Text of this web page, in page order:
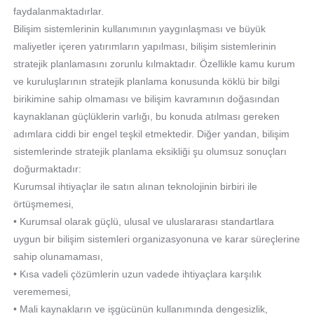
faydalanmaktadırlar.
Bilişim sistemlerinin kullanımının yaygınlaşması ve büyük
maliyetler içeren yatırımların yapılması, bilişim sistemlerinin
stratejik planlamasını zorunlu kılmaktadır. Özellikle kamu kurum
ve kuruluşlarının stratejik planlama konusunda köklü bir bilgi
birikimine sahip olmaması ve bilişim kavramının doğasından
kaynaklanan güçlüklerin varlığı, bu konuda atılması gereken
adımlara ciddi bir engel teşkil etmektedir. Diğer yandan, bilişim
sistemlerinde stratejik planlama eksikliği şu olumsuz sonuçları
doğurmaktadır:
Kurumsal ihtiyaçlar ile satın alınan teknolojinin birbiri ile
örtüşmemesi,
• Kurumsal olarak güçlü, ulusal ve uluslararası standartlara
uygun bir bilişim sistemleri organizasyonuna ve karar süreçlerine
sahip olunamaması,
• Kısa vadeli çözümlerin uzun vadede ihtiyaçlara karşılık
verememesi,
• Mali kaynakların ve işgücünün kullanımında dengesizlik,